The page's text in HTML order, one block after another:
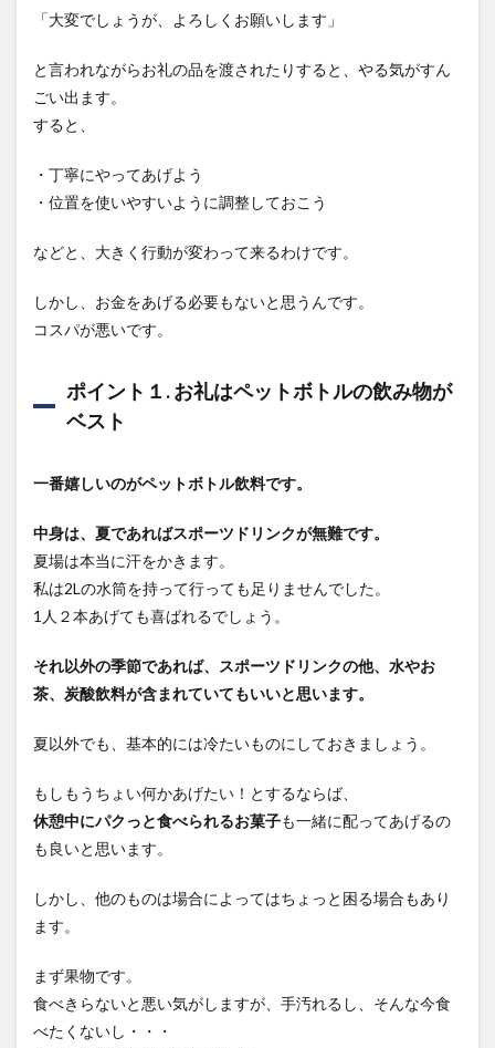
「大変でしょうが、よろしくお願いします」
と言われながらお礼の品を渡されたりすると、やる気がすん
ごい出ます。
すると、
・丁寧にやってあげよう
・位置を使いやすいように調整しておこう
などと、大きく行動が変わって来るわけです。
しかし、お金をあげる必要もないと思うんです。
コスパが悪いです。
ポイント１. お礼はペットボトルの飲み物が
ベスト
一番嬉しいのがペットボトル飲料です。
中身は、夏であればスポーツドリンクが無難です。
夏場は本当に汗をかきます。
私は2Lの水筒を持って行っても足りませんでした。
1人２本あげても喜ばれるでしょう。
それ以外の季節であれば、スポーツドリンクの他、水やお
茶、炭酸飲料が含まれていてもいいと思います。
夏以外でも、基本的には冷たいものにしておきましょう。
もしもうちょい何かあげたい！とするならば、
休憩中にパクっと食べられるお菓子も一緒に配ってあげるの
も良いと思います。
しかし、他のものは場合によってはちょっと困る場合もあり
ます。
まず果物です。
食べきらないと悪い気がしますが、手汚れるし、そんな今食
べたくないし・・・